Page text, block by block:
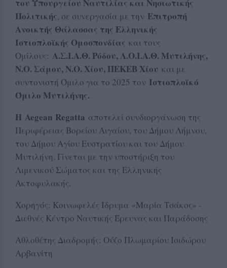
του Υπουργείου Ναυτιλίας και Νησιωτικής
Πολιτικής, σε συνεργασία με την Επιτροπή
Ανοικτής Θάλασσας της Ελληνικής
Ιστιοπλοϊκής Ομοσπονδίας και τους
Ομίλους: Α.Σ.Ι.Α.Θ. Ρόδου, Λ.Ο.Ι.Α.Θ. Μυτιλήνης,
Ν.Ο. Σάμου, Ν.Ο. Χίου, ΠΕΚΕΒ Χίου και με
συντονιστή Όμιλο για το 2025 τον Ιστιοπλοϊκό
Όμιλο Μυτιλήνης.
Η Aegean Regatta αποτελεί συνδιοργάνωση της
Περιφέρειας Βορείου Αιγαίου, του Δήμου Λήμνου,
του Δήμου Αγίου Ευστρατίου και του Δήμου
Μυτιλήνη. Γίνεται με την υποστήριξη του
Λιμενικού Σώματος και της Ελληνικής
Ακτοφυλακής.
Χορηγός: Κοινωφελές Ίδρυμα «Μαρία Τσάκος» -
Διεθνές Κέντρο Ναυτικής Έρευνας και Παράδοσης
Αθλοθέτης Διαδρομής: Ούζο Πλωμαρίου Ισιδώρου
Αρβανίτη